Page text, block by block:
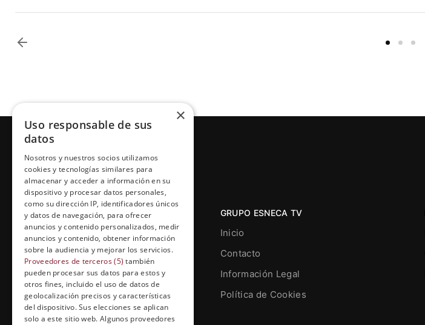
Grupo Esneca TV
Calle Prat de la Riba, 22, Entresuelo
(local 5)
GRUPO ESNECA TV
Inicio
Contacto
Información Legal
Política de Cookies
×
Uso responsable de sus
datos
Nosotros y nuestros socios utilizamos
cookies y tecnologías similares para
almacenar y acceder a información en su
dispositivo y procesar datos personales,
como su dirección IP, identificadores únicos
y datos de navegación, para ofrecer
anuncios y contenido personalizados, medir
anuncios y contenido, obtener información
sobre la audiencia y mejorar los servicios.
Proveedores de terceros (5) también
pueden procesar sus datos para estos y
otros fines, incluido el uso de datos de
geolocalización precisos y características
del dispositivo. Sus elecciones se aplican
solo a este sitio web. Algunos proveedores